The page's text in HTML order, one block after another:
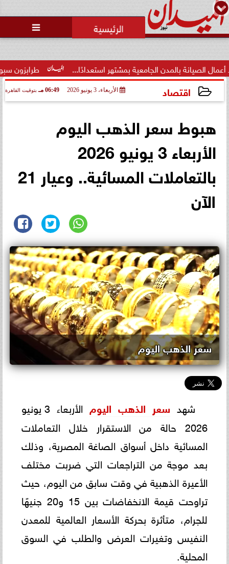

طرابزون سبور يوجه الجامعية بمشتهر استعدادًا...
اقتصاد الأربعاء، 3 يونيو 2026 06:49 مـ بتوقيت القاهرة
هبوط سعر الذهب اليوم
الأربعاء 3 يونيو 2026
بالتعاملات المسائية.. وعيار 21
الآن
سعر الذهب اليوم
شهد سعر الذهب اليوم
الأربعاء 3 يونيو
2026 حالة من الاستقرار خلال التعاملات
المسائية داخل أسواق الصاغة المصرية، وذلك
بعد موجة من التراجعات التي ضربت مختلف
الأعيرة الذهبية في وقت سابق من اليوم، حيث
تراوحت قيمة الانخفاضات بين 15 و20 جنيهًا
للجرام، متأثرة بحركة الأسعار العالمية للمعدن
النفيس وتغيرات العرض والطلب في السوق
المحلية.